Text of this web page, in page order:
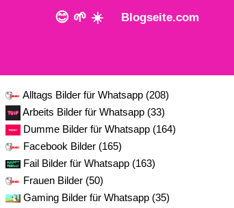
😊 🌱 ☀️ Blogseite.com
Alltags Bilder für Whatsapp (208)
Arbeits Bilder für Whatsapp (33)
Dumme Bilder für Whatsapp (164)
Facebook Bilder (165)
Fail Bilder für Whatsapp (163)
Frauen Bilder (50)
Gaming Bilder für Whatsapp (35)